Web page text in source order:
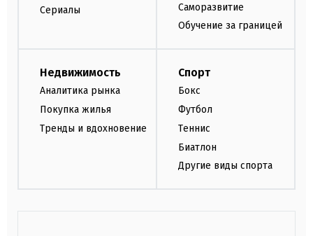
Сериалы
Саморазвитие
Обучение за границей
Недвижимость
Аналитика рынка
Покупка жилья
Тренды и вдохновение
Спорт
Бокс
Футбол
Теннис
Биатлон
Другие виды спорта